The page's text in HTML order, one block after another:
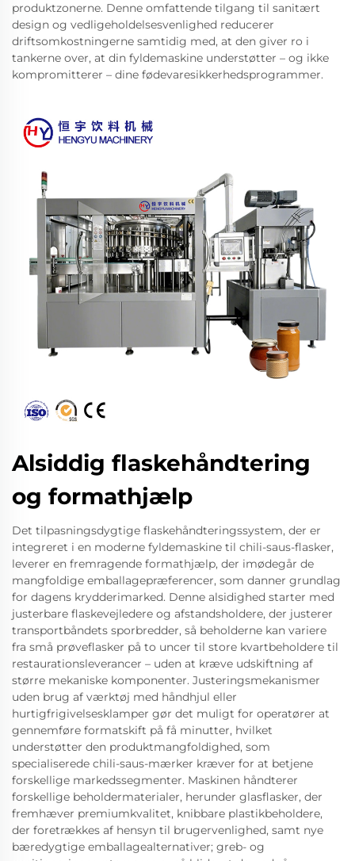
produktzonerne. Denne omfattende tilgang til sanitært
design og vedligeholdelsesvenlighed reducerer
driftsomkostningerne samtidig med, at den giver ro i
tankerne over, at din fyldemaskine understøtter – og ikke
kompromitterer – dine fødevaresikkerhedsprogrammer.
Alsiddig flaskehåndtering
og formathjælp
Det tilpasningsdygtige flaskehåndteringssystem, der er
integreret i en moderne fyldemaskine til chili-saus-flasker,
leverer en fremragende formathjælp, der imødegår de
mangfoldige emballagepræferencer, som danner grundlag
for dagens krydderimarked. Denne alsidighed starter med
justerbare flaskevejledere og afstandsholdere, der justerer
transportbåndets sporbredder, så beholderne kan variere
fra små prøveflasker på to uncer til store kvartbeholdere til
restaurationsleverancer – uden at kræve udskiftning af
større mekaniske komponenter. Justeringsmekanismer
uden brug af værktøj med håndhjul eller
hurtigfrigivelsesklamper gør det muligt for operatører at
gennemføre formatskift på få minutter, hvilket
understøtter den produktmangfoldighed, som
specialiserede chili-saus-mærker kræver for at betjene
forskellige markedssegmenter. Maskinen håndterer
forskellige beholdermaterialer, herunder glasflasker, der
fremhæver premiumkvalitet, knibbare plastikbeholdere,
der foretrækkes af hensyn til brugervenlighed, samt nye
bæredygtige emballagealternativer; greb- og